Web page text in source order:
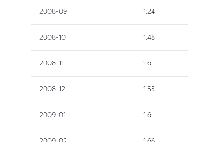
2008-09 1.24
2008-10 1.48
2008-11 1.6
2008-12 1.55
2009-01 1.6